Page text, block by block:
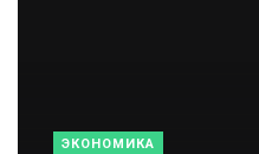
ЭКОНОМИКА